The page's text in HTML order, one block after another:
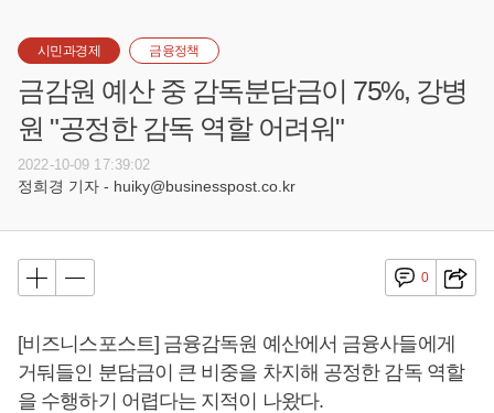
시민과경제 금융정책
금감원 예산 중 감독분담금이 75%, 강병
원 "공정한 감독 역할 어려워"
2022-10-09 17:39:02
정희경 기자 - huiky@businesspost.co.kr
0
[비즈니스포스트] 금융감독원 예산에서 금융사들에게
거둬들인 분담금이 큰 비중을 차지해 공정한 감독 역할
을 수행하기 어렵다는 지적이 나왔다.